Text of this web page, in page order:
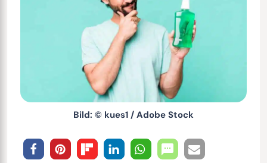
Bild: © kues1 / Adobe Stock